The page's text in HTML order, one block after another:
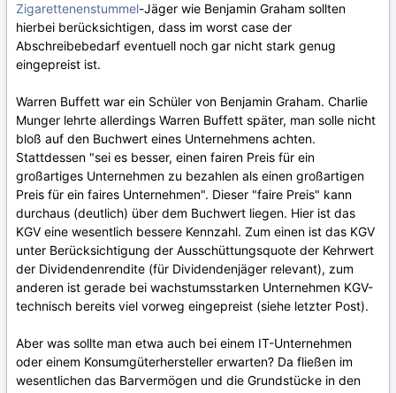
Zigarettenenstummel-Jäger wie Benjamin Graham sollten
hierbei berücksichtigen, dass im worst case der
Abschreibebedarf eventuell noch gar nicht stark genug
eingepreist ist.
Warren Buffett war ein Schüler von Benjamin Graham. Charlie
Munger lehrte allerdings Warren Buffett später, man solle nicht
bloß auf den Buchwert eines Unternehmens achten.
Stattdessen "sei es besser, einen fairen Preis für ein
großartiges Unternehmen zu bezahlen als einen großartigen
Preis für ein faires Unternehmen". Dieser "faire Preis" kann
durchaus (deutlich) über dem Buchwert liegen. Hier ist das
KGV eine wesentlich bessere Kennzahl. Zum einen ist das KGV
unter Berücksichtigung der Ausschüttungsquote der Kehrwert
der Dividendenrendite (für Dividendenjäger relevant), zum
anderen ist gerade bei wachstumsstarken Unternehmen KGV-
technisch bereits viel vorweg eingepreist (siehe letzter Post).
Aber was sollte man etwa auch bei einem IT-Unternehmen
oder einem Konsumgüterhersteller erwarten? Da fließen im
wesentlichen das Barvermögen und die Grundstücke in den